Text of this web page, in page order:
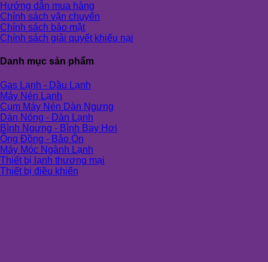
Hướng dẫn mua hàng
Chính sách vận chuyển
Chính sách bảo mật
Chính sách giải quyết khiếu nại
Danh mục sản phẩm
Gas Lạnh - Dầu Lạnh
Máy Nén Lạnh
Cụm Máy Nén Dàn Ngưng
Dàn Nóng - Dàn Lạnh
Bình Ngưng - Bình Bay Hơi
Ống Đồng - Bảo Ôn
Máy Móc Ngành Lạnh
Thiết bị lạnh thương mại
Thiết bị điều khiển